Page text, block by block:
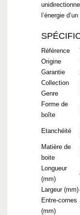
l’énergie
Référence
Origine
Garantie
Collection
Genre
Forme de
boîte
Etanchéité
Matière de
boite
Longueur
(mm)
Largeur (mm)
Entre-cornes
(mm)